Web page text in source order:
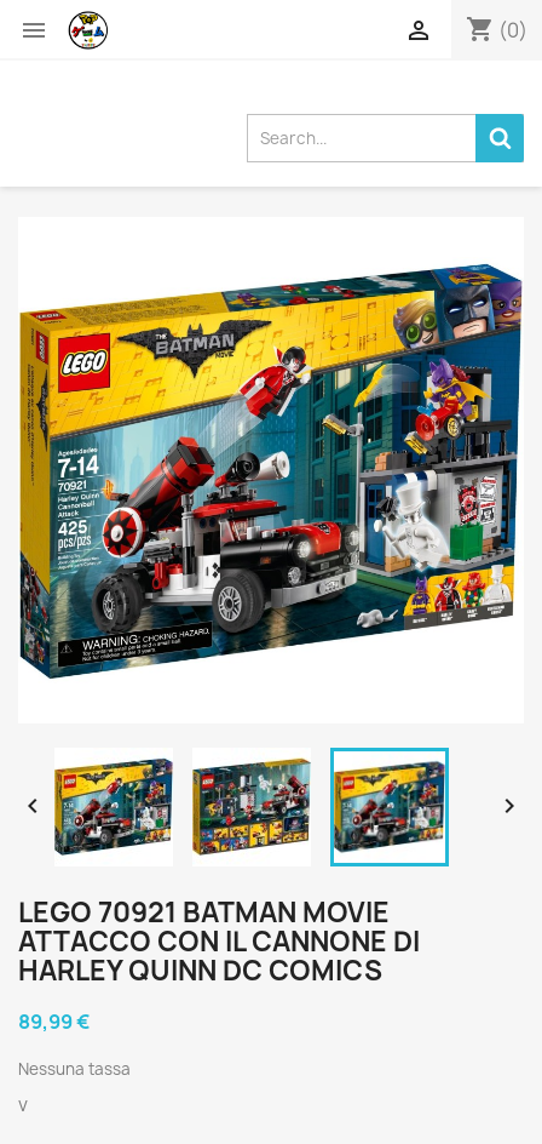
 shopping_cart (0)

 
LEGO 70921 BATMAN MOVIE
ATTACCO CON IL CANNONE DI
HARLEY QUINN DC COMICS
89,99 €
Nessuna tassa
v